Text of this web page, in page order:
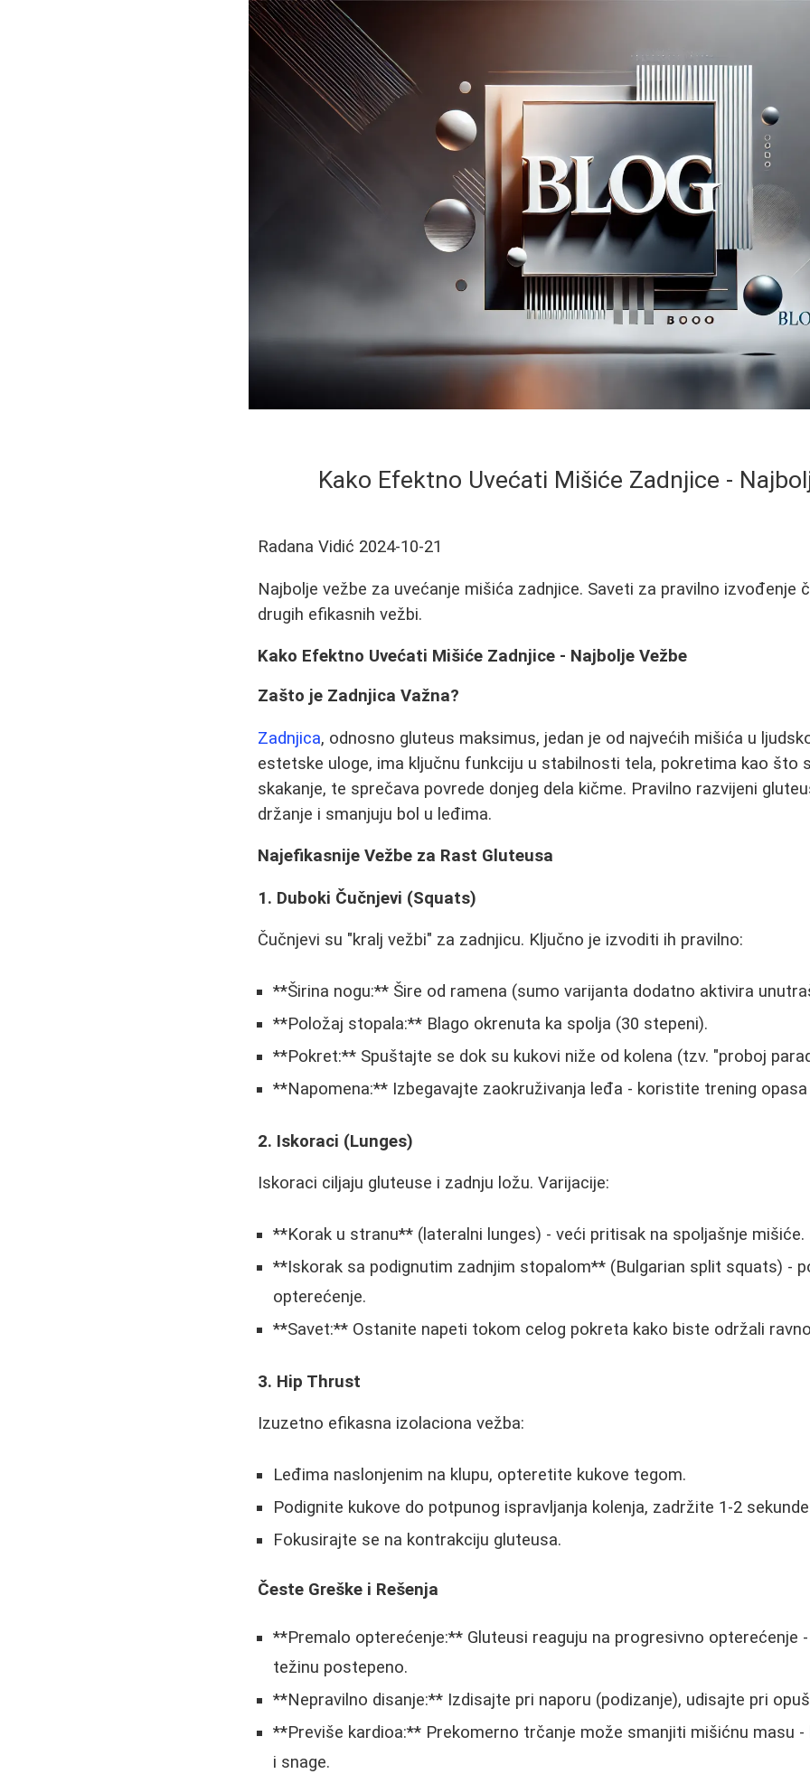
Kako Efektno Uvećati Mišiće Zadnjice -
Radana Vidić 2024-10-21
Najbolje vežbe za uvećanje mišića zadnjice. Saveti za pravilno izvođenje
drugih efikasnih vežbi.
Kako Efektno Uvećati Mišiće Zadnjice - Najbolje Vežbe
Zašto je Zadnjica Važna?
Zadnjica, odnosno gluteus maksimus, jedan je od najvećih mišića u
estetske uloge, ima ključnu funkciju u stabilnosti tela, pokretima kao što
skakanje, te sprečava povrede donjeg dela kičme. Pravilno razvijeni
držanje i smanjuju bol u leđima.
Najefikasnije Vežbe za Rast Gluteusa
1. Duboki Čučnjevi (Squats)
Čučnjevi su "kralj vežbi" za zadnjicu. Ključno je izvoditi ih pravilno:
**Širina nogu:** Šire od ramena (sumo varijanta dodatno aktivira
**Položaj stopala:** Blago okrenuta ka spolja (30 stepeni).
**Pokret:** Spuštajte se dok su kukovi niže od kolena (tzv. "proboj
**Napomena:** Izbegavajte zaokruživanja leđa - koristite trening
2. Iskoraci (Lunges)
Iskoraci ciljaju gluteuse i zadnju ložu. Varijacije:
**Korak u stranu** (lateralni lunges) - veći pritisak na spoljašnje mišiće.
**Iskorak sa podignutim zadnjim stopalom** (Bulgarian split squats) -
opterećenje.
**Savet:** Ostanite napeti tokom celog pokreta kako biste održali
3. Hip Thrust
Izuzetno efikasna izolaciona vežba:
Leđima naslonjenim na klupu, opteretite kukove tegom.
Podignite kukove do potpunog ispravljanja kolenja, zadržite 1-2
Fokusirajte se na kontrakciju gluteusa.
Česte Greške i Rešenja
**Premalo opterećenje:** Gluteusi reaguju na progresivno opterećenje
težinu postepeno.
**Nepravilno disanje:** Izdisajte pri naporu (podizanje), udisajte pri
**Previše kardioa:** Prekomerno trčanje može smanjiti mišićnu masu -
i snage.